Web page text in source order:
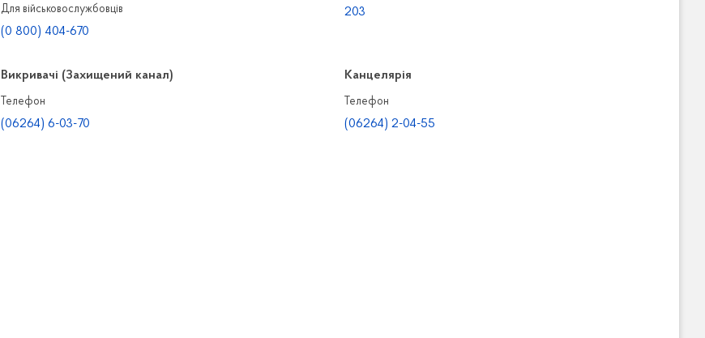
Для військовослужбовців
(0 800) 404-670
203
Викривачі (Захищений канал)
Телефон
(06264) 6-03-70
Канцелярiя
Телефон
(06264) 2-04-55